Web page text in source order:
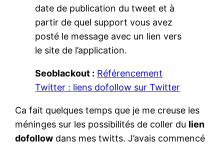
date de publication du tweet et à
partir de quel support vous avez
posté le message avec un lien vers
le site de l’application.
Seoblackout : Référencement
Twitter : liens dofollow sur Twitter
Ca fait quelques temps que je me creuse les
méninges sur les possibilités de coller du lien
dofollow dans mes twitts. J’avais commencé